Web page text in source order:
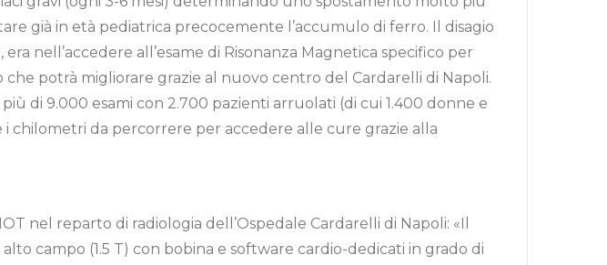
già in età pediatrica precocemente l’accumulo di ferro. Il disagio
nell’accedere all’esame di Risonanza Magnetica specifico per
potrà migliorare grazie al nuovo centro del Cardarelli di Napoli.
di 9.000 esami con 2.700 pazienti arruolati (di cui 1.400 donne e
chilometri da percorrere per accedere alle cure grazie alla
nel reparto di radiologia dell’Ospedale Cardarelli di Napoli: «Il
campo (1.5 T) con bobina e software cardio-dedicati in grado di